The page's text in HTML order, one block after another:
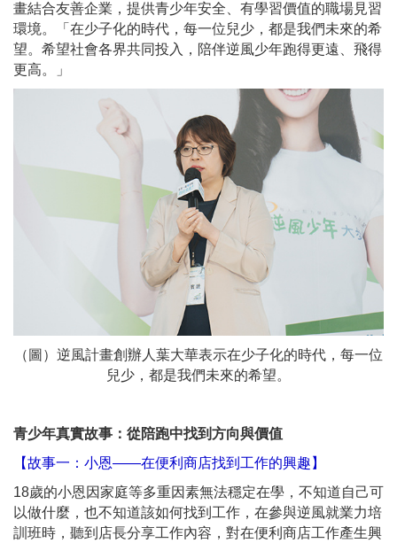
畫結合友善企業，提供青少年安全、有學習價值的職場見習
環境。「在少子化的時代，每一位兒少，都是我們未來的希
望。希望社會各界共同投入，陪伴逆風少年跑得更遠、飛得
更高。」
（圖）逆風計畫創辦人葉大華表示在少子化的時代，每一位
兒少，都是我們未來的希望。
青少年真實故事：從陪跑中找到方向與價值
【故事一：小恩——在便利商店找到工作的興趣】
18歲的小恩因家庭等多重因素無法穩定在學，不知道自己可
以做什麼，也不知道該如何找到工作，在參與逆風就業力培
訓班時，聽到店長分享工作內容，對在便利商店工作產生興